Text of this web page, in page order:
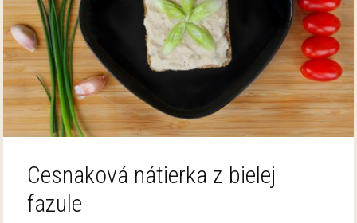
Cesnaková nátierka z bielej
fazule